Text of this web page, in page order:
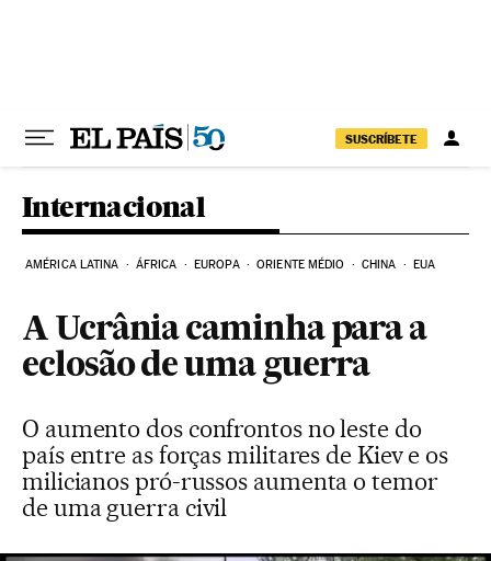
SUSCRÍBETE
Internacional
AMÉRICA LATINA ÁFRICA EUROPA ORIENTE MÉDIO CHINA EUA
A Ucrânia caminha para a
eclosão de uma guerra
O aumento dos confrontos no leste do
país entre as forças militares de Kiev e os
milicianos pró-russos aumenta o temor
de uma guerra civil